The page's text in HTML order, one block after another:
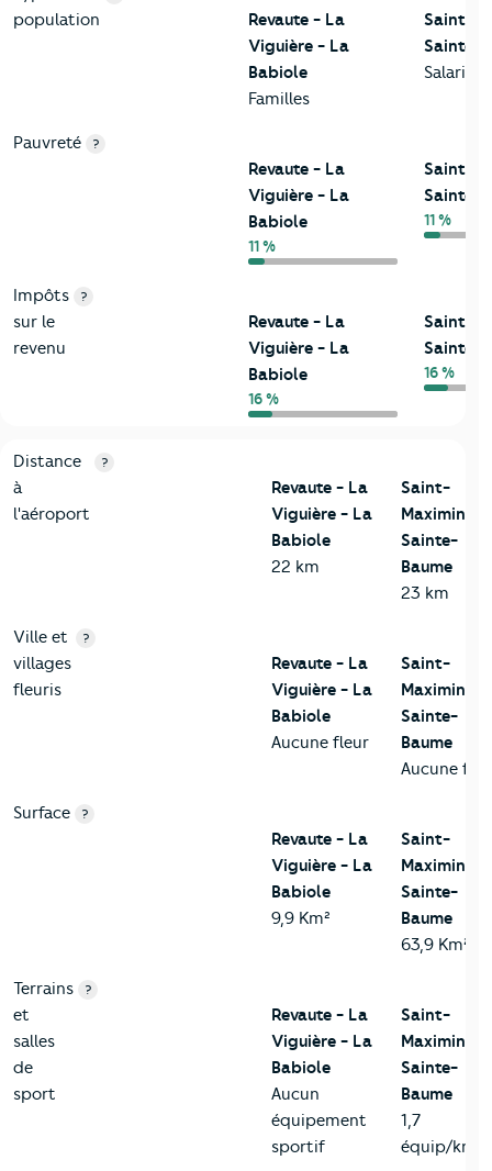
population
Revaute - La
Viguière - La
Babiole
Familles
Saint-
Sainte-
Salariés
Pauvreté ?
Revaute - La
Viguière - La
Babiole
11 %
Saint-
Sainte-
11 %
Impôts
sur le
revenu
?
Revaute - La
Viguière - La
Babiole
16 %
Saint-
Sainte-
16 %
3-Environnement
Critères Revaute - La Viguière - La Babiole
Distance
à
l'aéroport
?
Revaute - La
Viguière - La
Babiole
22 km
Saint-
Maximin-
Sainte-
Baume
23 km
Ville et
villages
fleuris
?
Revaute - La
Viguière - La
Babiole
Aucune fleur
Saint-
Maximin-
Sainte-
Baume
Aucune
Surface ?
Revaute - La
Viguière - La
Babiole
9,9 Km²
Saint-
Maximin-
Sainte-
Baume
63,9 Km²
Terrains
et
salles
de
sport
?
Revaute - La
Viguière - La
Babiole
Aucun
équipement
sportif
Saint-
Maximin-
Sainte-
Baume
1,7
équip/km²